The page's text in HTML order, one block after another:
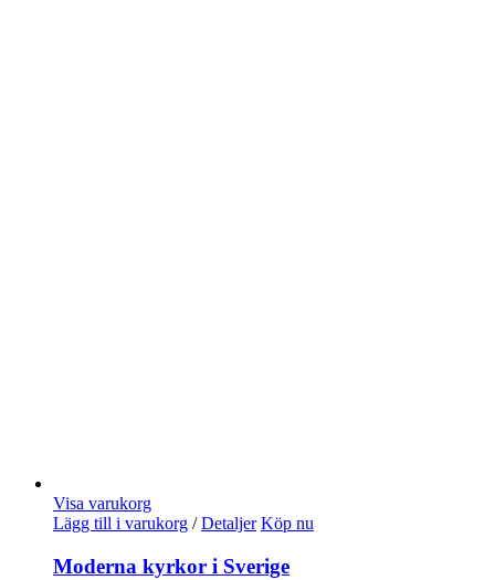
Visa varukorg
Lägg till i varukorg / Detaljer Köp nu
Moderna kyrkor i Sverige